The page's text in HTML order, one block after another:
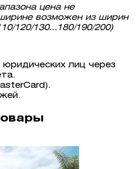
цена не
возможен из ширин
120/130…180/190/200)
юридических лиц через